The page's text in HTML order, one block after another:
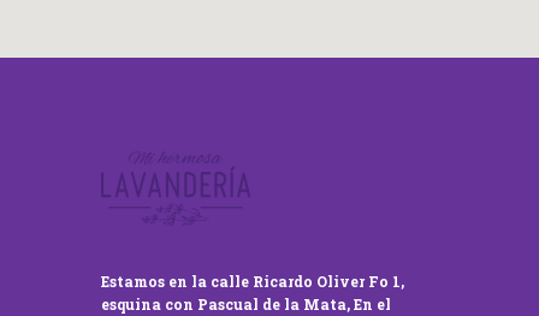
Estamos en la calle Ricardo Oliver Fo 1,
esquina con Pascual de la Mata, En el